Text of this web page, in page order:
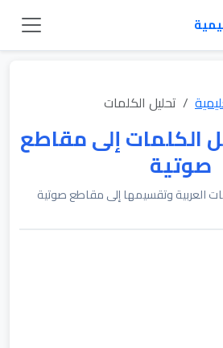
تحليل الكلمات
الكلمات إلى مقاطع
صوتية
العربية وتقسيمها إلى مقاطع صوتية